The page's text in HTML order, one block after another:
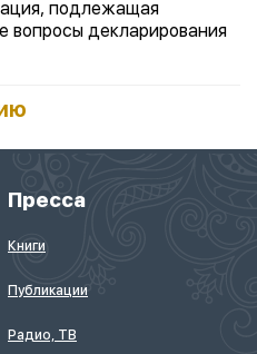
подлежащая
вопросы декларирования
Пресса
Книги
Публикации
Радио, ТВ